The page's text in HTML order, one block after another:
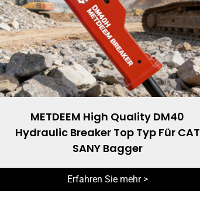
METDEEM High Quality DM40
Hydraulic Breaker Top Typ Für CAT
SANY Bagger
Erfahren Sie mehr >